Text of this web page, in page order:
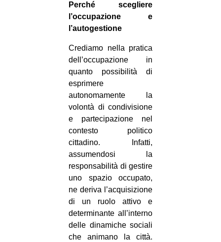
Perché scegliere
l’occupazione e
l’autogestione
Crediamo nella pratica
dell’occupazione in
quanto possibilità di
esprimere
autonomamente la
volontà di condivisione
e partecipazione nel
contesto politico
cittadino. Infatti,
assumendosi la
responsabilità di gestire
uno spazio occupato,
ne deriva l’acquisizione
di un ruolo attivo e
determinante all’interno
delle dinamiche sociali
che animano la città.